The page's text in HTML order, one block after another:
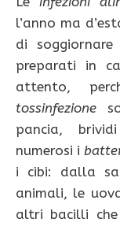
l’anno ma
di
preparati in
attento,
tossinfezione
pancia,
numerosi i
i cibi: dalla
animali, le
altri bacilli